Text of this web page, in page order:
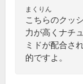
まくりん
こちらのクッ
力が高くナチ
ミドが配合さ
的ですよ。